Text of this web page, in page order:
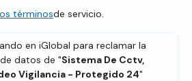
términosde servicio.
en iGlobal para reclamar la
datos de "Sistema De Cctv,
Vigilancia - Protegido 24"